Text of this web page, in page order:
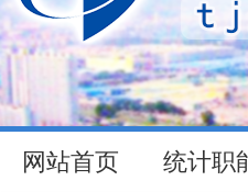
网站首页 统计职